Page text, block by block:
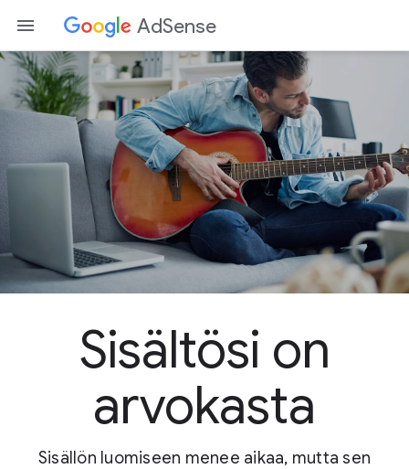
AdSense
Sisältösi on
arvokasta
Sisällön luomiseen menee aikaa, mutta sen